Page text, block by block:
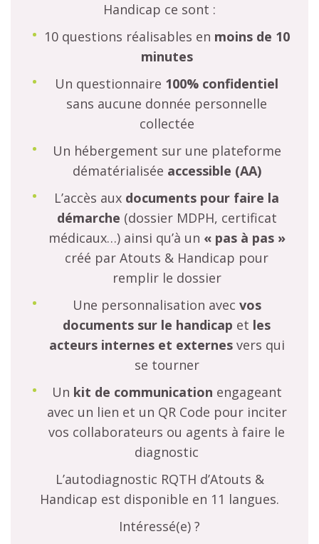
Handicap ce sont :
10 questions réalisables en moins de 10
minutes
Un questionnaire 100% confidentiel
sans aucune donnée personnelle
collectée
Un hébergement sur une plateforme
dématérialisée accessible (AA)
L’accès aux documents pour faire la
démarche (dossier MDPH, certificat
médicaux…) ainsi qu’à un « pas à pas »
créé par Atouts & Handicap pour
remplir le dossier
Une personnalisation avec vos
documents sur le handicap et les
acteurs internes et externesvers qui
se tourner
Un kit de communication engageant
avec un lien et un QR Code pour inciter
vos collaborateurs ou agents à faire le
diagnostic
L’autodiagnostic RQTH d’Atouts &
Handicap est disponible en 11 langues.
Intéressé(e) ?